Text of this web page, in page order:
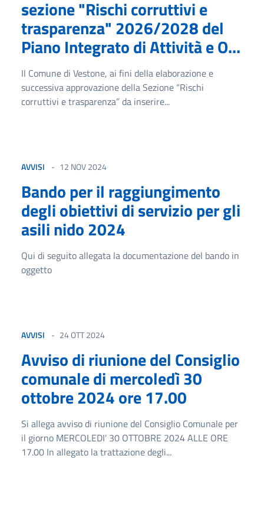
sezione "Rischi corruttivi e
trasparenza" 2026/2028 del
Piano Integrato di Attività e O...
Il Comune di Vestone, ai fini della elaborazione e
successiva approvazione della Sezione “Rischi
corruttivi e trasparenza” da inserire...
AVVISI 12 NOV 2024
Bando per il raggiungimento
degli obiettivi di servizio per gli
asili nido 2024
Qui di seguito allegata la documentazione del bando in
oggetto
AVVISI 24 OTT 2024
Avviso di riunione del Consiglio
comunale di mercoledì 30
ottobre 2024 ore 17.00
Si allega avviso di riunione del Consiglio Comunale per
il giorno MERCOLEDI' 30 OTTOBRE 2024 ALLE ORE
17.00 In allegato la trattazione degli...